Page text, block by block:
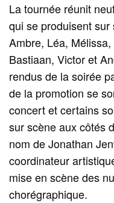
La tournée réunit
qui se produisent sur
Ambre, Léa,
Bastiaan, Victor et
rendus de la soirée
de la promotion se
concert et certains
sur scène aux côtés
nom de Jonathan
coordinateur
mise en scène des
chorégraphique.